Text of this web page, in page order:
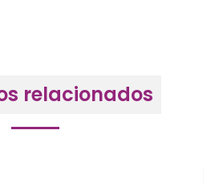
relacionados